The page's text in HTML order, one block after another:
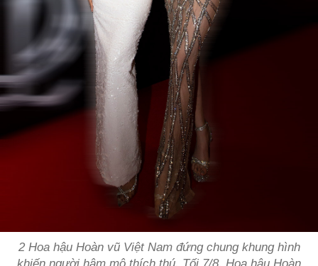
2 Hoa hậu Hoàn vũ Việt Nam đứng chung khung hình